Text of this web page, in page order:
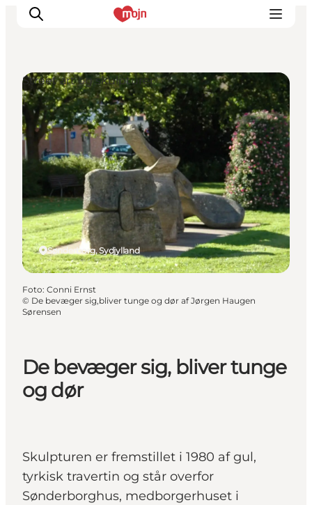
Oplevelser
Byer & Steder
Det sker
Overnatning
Planlæg din ferie
Booking
De bevæger sig, bliver tunge
og dør
Skulpturen er fremstillet i 1980 af gul,
tyrkisk travertin og står overfor
Sønderborghus, medborgerhuset i
Sønderborg, Sydjylland
Street art og skulpturer
Foto: Conni Ernst
© De bevæger sig,bliver tunge og dør af Jørgen Haugen
Sørensen